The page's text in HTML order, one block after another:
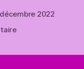
2022
sur